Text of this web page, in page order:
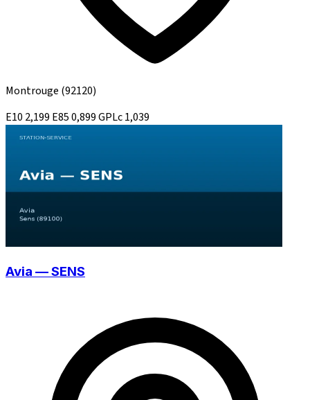
Montrouge (92120)
E10 2,199 E850,899GPLc1,039
Avia — SENS